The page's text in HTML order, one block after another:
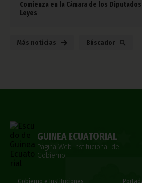
Comienza en la Cámara de los
Leyes
Más noticias Búscador
GUINEA ECUATORIAL
Página Web Institucional del
Gobierno
Gobierno e Instituciones